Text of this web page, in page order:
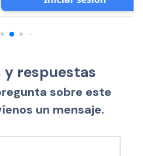
y respuestas
sobre este
un mensaje.